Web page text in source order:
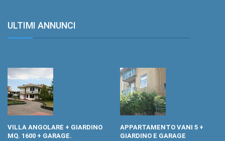
ULTIMI ANNUNCI.
VILLA ANGOLARE + GIARDINO
MQ. 1600 + GARAGE.
APPARTAMENTO VANI 5 +
GIARDINO E GARAGE